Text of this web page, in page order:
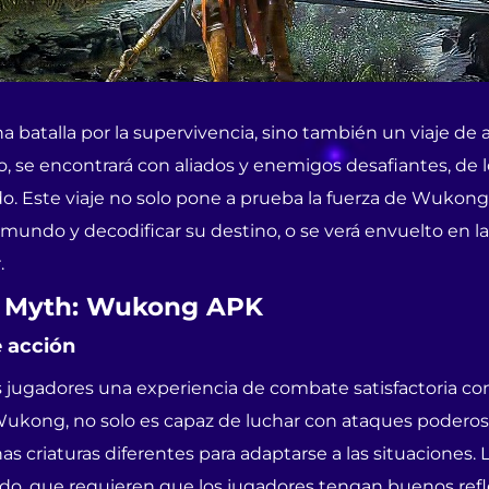
batalla por la supervivencia, sino también un viaje
se encontrará con aliados y enemigos desafiantes, de
Este viaje no solo pone a prueba la fuerza de
y decodificar su destino, o se verá envuelto en
Wukong APK
acción
jugadores una experiencia de combate satisfactoria
no solo es capaz de luchar con ataques
criaturas diferentes para adaptarse a las